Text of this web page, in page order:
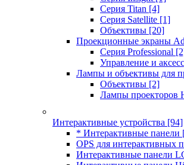
Серия Titan [4]
Серия Satellite [1]
Объективы [20]
Проекционные экраны
Серия Professional
Управление и
Лампы и объективы для
Объективы [2]
Лампы проекторов
Интерактивные устройства [94]
* Интерактивные панели
OPS для интерактивных
Интерактивные панели